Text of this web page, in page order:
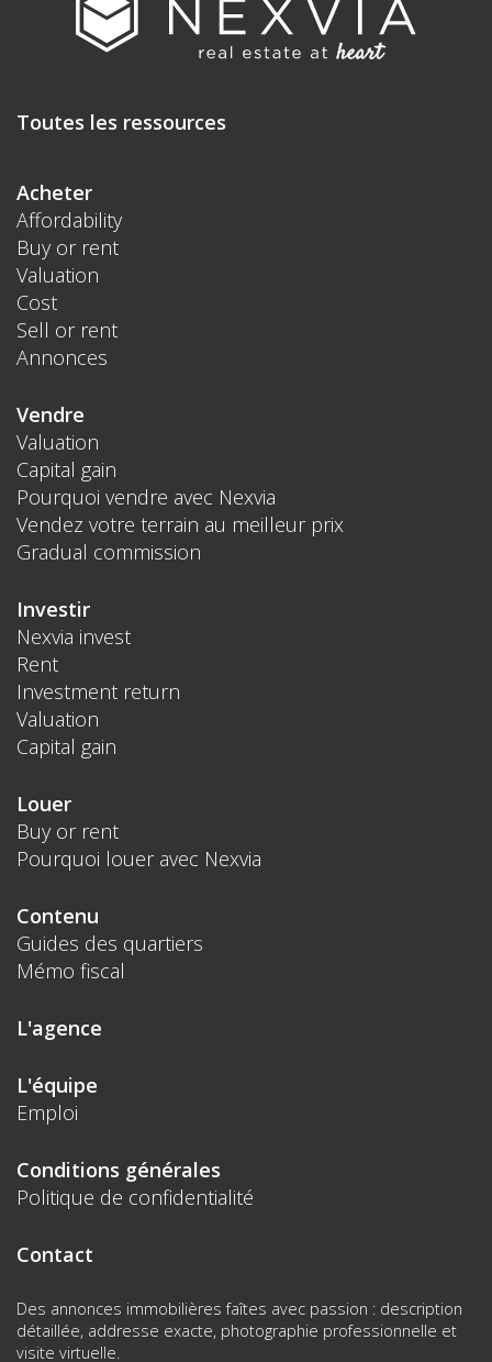
Toutes les ressources
Acheter
Affordability
Buy or rent
Valuation
Cost
Sell or rent
Annonces
Vendre
Valuation
Capital gain
Pourquoi vendre avec Nexvia
Vendez votre terrain au meilleur prix
Gradual commission
Investir
Nexvia invest
Rent
Investment return
Valuation
Capital gain
Louer
Buy or rent
Pourquoi louer avec Nexvia
Contenu
Guides des quartiers
Mémo fiscal
L'agence
L'équipe
Emploi
Conditions générales
Politique de confidentialité
Contact
Des annonces immobilières faîtes avec passion : description
détaillée, addresse exacte, photographie professionnelle et
visite virtuelle.